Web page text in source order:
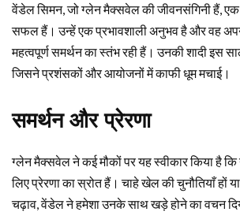
वेंडेल सिमन, जो ग्लेन मैक्सवेल की जीवनसंगिनी हैं, एक
सफल हैं। उन्हें एक प्रभावशाली अनुभव है और वह
महत्वपूर्ण समर्थन का स्तंभ रही हैं। उनकी शादी इस
जिसने प्रशंसकों और आयोजनों में काफी धूम मचाई।
समर्थन और प्रेरणा
ग्लेन मैक्सवेल ने कई मौकों पर यह स्वीकार किया है
लिए प्रेरणा का स्रोत हैं। चाहे खेल की चुनौतियाँ हों
चढ़ाव, वेंडेल ने हमेशा उनके साथ खड़े होने का वचन